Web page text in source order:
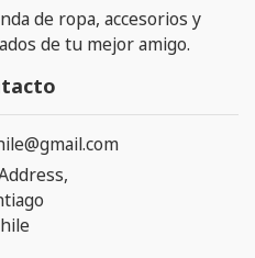
de ropa, accesorios y
de tu mejor amigo.